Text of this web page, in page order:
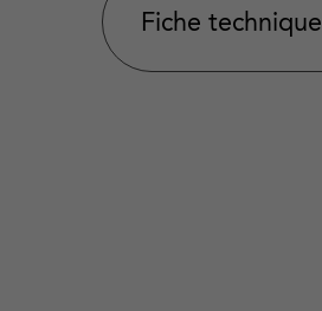
Fiche technique